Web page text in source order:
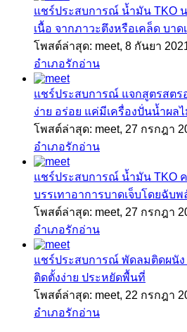
แชร์ประสบการณ์ น้ำมัน TKO
เนื้อ จากภาวะตึงหรือเคล็ด บา
โพสต์ล่าสุด: meet, 8 กันยา
อำเภอรักอ่าน
แชร์ประสบการณ์ แจกสูตรสตร
ง่าย อร่อย แค่มีเครื่องปั่นน้ำผล
โพสต์ล่าสุด: meet, 27 กรกฎา
อำเภอรักอ่าน
แชร์ประสบการณ์ น้ำมัน TKO
บรรเทาอาการบาดเจ็บโดยฉับ
โพสต์ล่าสุด: meet, 27 กรกฎา
อำเภอรักอ่าน
แชร์ประสบการณ์ พัดลมติดผนัง
ติดตั้งง่าย ประหยัดพื้นที่
โพสต์ล่าสุด: meet, 22 กรกฎา
อำเภอรักอ่าน